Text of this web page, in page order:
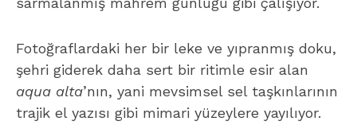
Fotoğraflardaki her bir leke ve yıpranmış doku,
şehri giderek daha sert bir ritimle esir alan
aqua alta’nın, yani mevsimsel sel taşkınlarının
trajik el yazısı gibi mimari yüzeylere yayılıyor.